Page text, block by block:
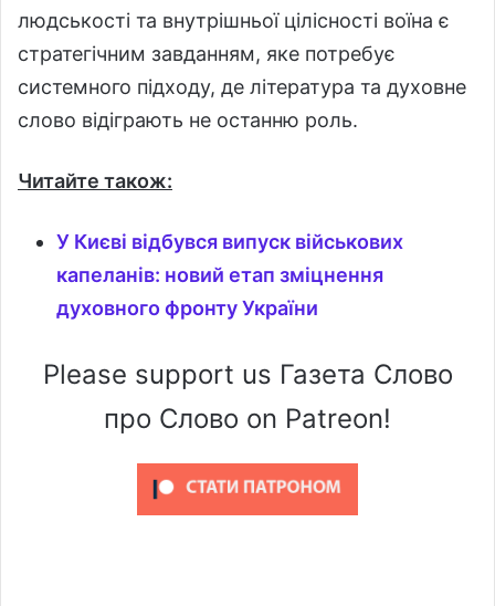
людськості та внутрішньої цілісності воїна є
стратегічним завданням, яке потребує
системного підходу, де література та духовне
слово відіграють не останню роль.
Читайте також:
У Києві відбувся випуск військових
капеланів: новий етап зміцнення
духовного фронту України
Please support us Газета Слово
про Слово on Patreon!